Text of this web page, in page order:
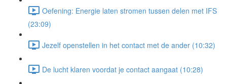
Oefening: Energie laten stromen tussen delen met IFS
(23:09)
Jezelf openstellen in het contact met de ander (10:32)
De lucht klaren voordat je contact aangaat (10:28)